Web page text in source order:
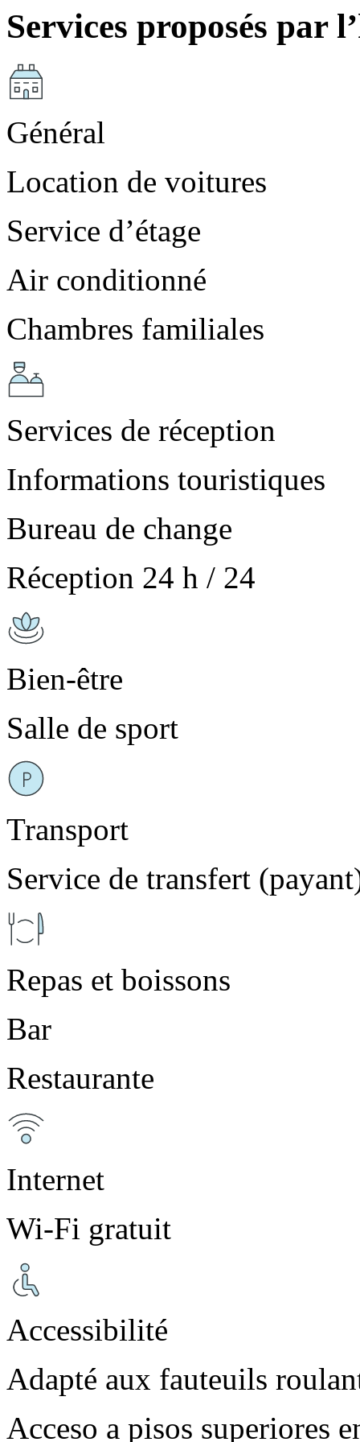
Services proposés par
Général
Location de voitures
Service d’étage
Air conditionné
Chambres familiales
Services de réception
Informations touristiques
Bureau de change
Réception 24 h / 24
Bien-être
Salle de sport
Transport
Service de transfert
Repas et boissons
Bar
Restaurante
Internet
Wi-Fi gratuit
Accessibilité
Adapté aux fauteuils
Acceso a pisos superiores